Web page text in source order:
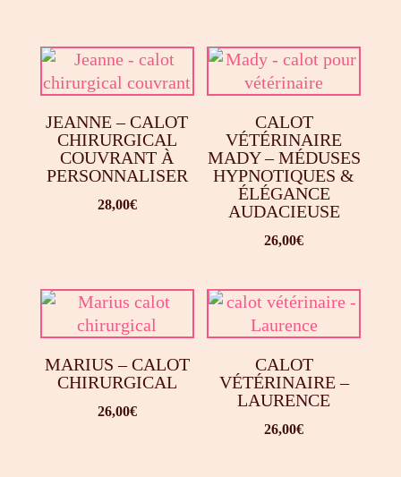
JEANNE – CALOT
CHIRURGICAL
COUVRANT À
PERSONNALISER
28,00€
CALOT
VÉTÉRINAIRE
MADY – MÉDUSES
HYPNOTIQUES &
ÉLÉGANCE
AUDACIEUSE
26,00€
MARIUS – CALOT
CHIRURGICAL
26,00€
CALOT
VÉTÉRINAIRE –
LAURENCE
26,00€